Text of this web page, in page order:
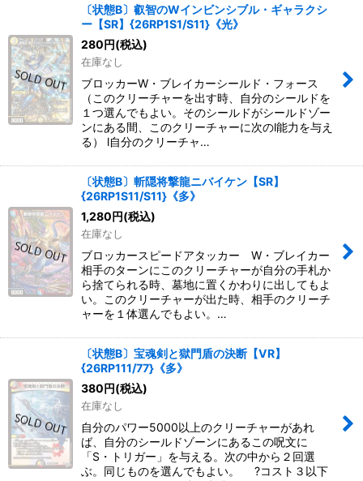
〔状態B〕叡智のWインビンシブル・ギャラクシ
ー【SR】{26RP1S1/S11}《光》
280円(税込)
在庫なし
ブロッカーW・ブレイカーシールド・フォース
（このクリーチャーを出す時、自分のシールドを
１つ選んでもよい。そのシールドがシールドゾー
ンにある間、このクリーチャーに次のl能力を与え
る） l自分のクリーチャ…
〔状態B〕斬隠将撃龍ニバイケン【SR】
{26RP1S11/S11}《多》
1,280円(税込)
在庫なし
ブロッカースピードアタッカー W・ブレイカー
相手のターンにこのクリーチャーが自分の手札か
ら捨てられる時、墓地に置くかわりに出してもよ
い。このクリーチャーが出た時、相手のクリーチ
ャーを１体選んでもよい。…
〔状態B〕宝魂剣と獄門盾の決断【VR】
{26RP111/77}《多》
380円(税込)
在庫なし
自分のパワー5000以上のクリーチャーがあれ
ば、自分のシールドゾーンにあるこの呪文に
「S・トリガー」を与える。次の中から２回選
ぶ。同じものを選んでもよい。 ?コスト３以下